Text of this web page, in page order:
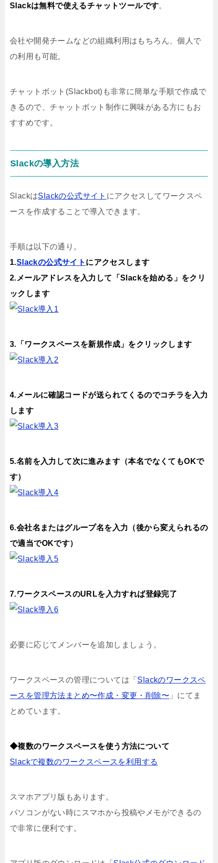
Slackは無料で使えるチャットツールです。
会社や開発チームなどの組織利用はもちろん、個人で
の利用も可能。
チャットボット(Slackbot)も非常に簡単な手順で作成で
きるので、チャットボット制作に興味がある方にもお
すすめです。
Slackの導入方法
SlackはSlackの公式サイト にアクセスしてワークスペ
ースを作成することで導入できます。
手順は以下の通り。
1.Slackの公式サイト にアクセスします
2.メールアドレスを入力して「Slackを始める」をクリ
ックします
3.「ワークスペースを新規作成」をクリックします
4.メールに確認コードが送られてくるのでコチラを入力
します
5.名前を入力して次に進みます（本名でなくてもOKで
す）
6.会社名またはグループ名を入力（後から変えられるの
で適当でOKです）
7.ワークスペースのURLを入力すれば登録完了
必要に応じてメンバーを追加しましょう。
ワークスペースの管理については「 Slackのワークスペ
ースを管理方法まとめ〜作成・変更・削除〜 」にてま
とめています。
◆複数のワークスペースを使う方法について
Slackで複数のワークスペースを利用する
スマホアプリ版もあります。
パソコンがない時にスマホから投稿やメモができるの
で非常に便利です。